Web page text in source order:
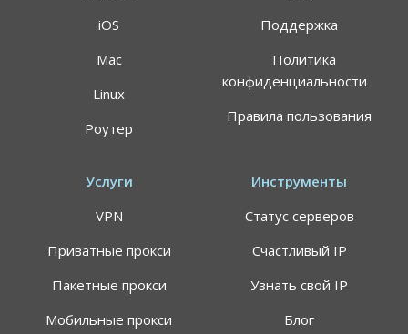
iOS
Mac
Linux
Роутер
Поддержка
Политика
конфиденциальности
Правила пользования
Услуги
VPN
Приватные прокси
Пакетные прокси
Мобильные прокси
Инструменты
Статус серверов
Счастливый IP
Узнать свой IP
Блог